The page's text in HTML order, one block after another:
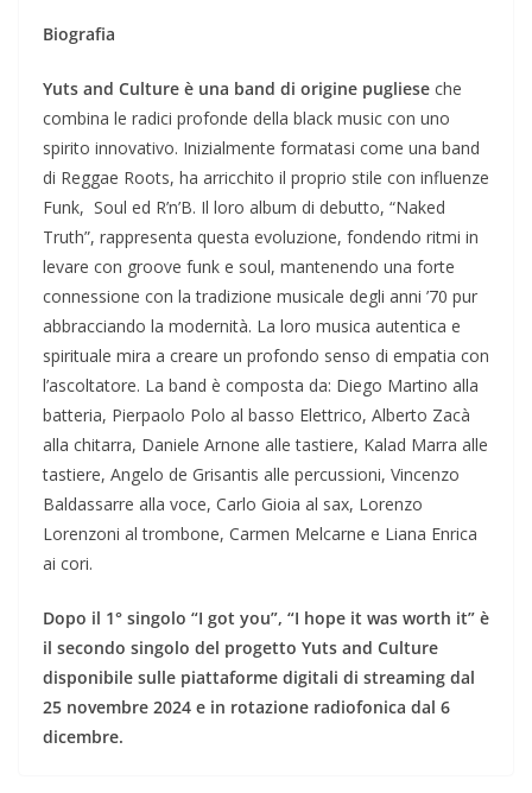
Biografia
Yuts and Culture è una band di origine pugliese che
combina le radici profonde della black music con uno
spirito innovativo. Inizialmente formatasi come una band
di Reggae Roots, ha arricchito il proprio stile con influenze
Funk, Soul ed R’n’B. Il loro album di debutto, “Naked
Truth”, rappresenta questa evoluzione, fondendo ritmi in
levare con groove funk e soul, mantenendo una forte
connessione con la tradizione musicale degli anni ’70 pur
abbracciando la modernità. La loro musica autentica e
spirituale mira a creare un profondo senso di empatia con
l’ascoltatore. La band è composta da: Diego Martino alla
batteria, Pierpaolo Polo al basso Elettrico, Alberto Zacà
alla chitarra, Daniele Arnone alle tastiere, Kalad Marra alle
tastiere, Angelo de Grisantis alle percussioni, Vincenzo
Baldassarre alla voce, Carlo Gioia al sax, Lorenzo
Lorenzoni al trombone, Carmen Melcarne e Liana Enrica
ai cori.
Dopo il 1° singolo “I got you”, “I hope it was worth it” è
il secondo singolo del progetto Yuts and Culture
disponibile sulle piattaforme digitali di streaming dal
25 novembre 2024 e in rotazione radiofonica dal 6
dicembre.